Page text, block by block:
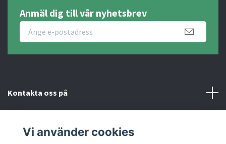
Anmäl dig till vår nyhetsbrev
Kontakta oss på
Vi använder cookies